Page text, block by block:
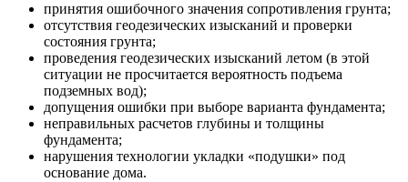
принятия ошибочного значения сопротивления грунта;
отсутствия геодезических изысканий и проверки
состояния грунта;
проведения геодезических изысканий летом (в этой
ситуации не просчитается вероятность подъема
подземных вод);
допущения ошибки при выборе варианта фундамента;
неправильных расчетов глубины и толщины
фундамента;
нарушения технологии укладки «подушки» под
основание дома.